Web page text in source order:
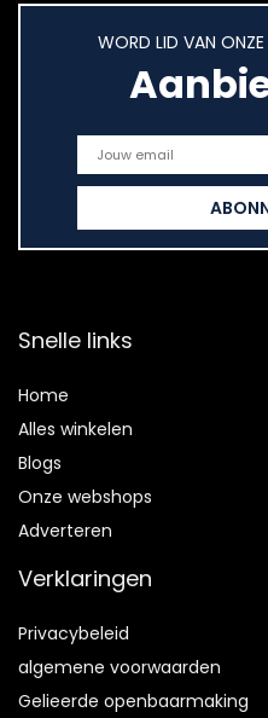
WORD LID VAN
Snelle links
Home
Alles winkelen
Blogs
Onze webshops
Adverteren
Verklaringen
Privacybeleid
algemene voorwaarden
Gelieerde openbaarmaking